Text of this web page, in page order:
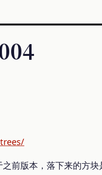
前版本，落下来的方块